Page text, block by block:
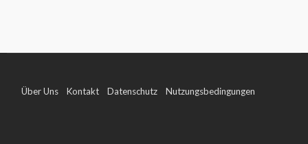
Über Uns Kontakt Datenschutz Nutzungsbedingungen